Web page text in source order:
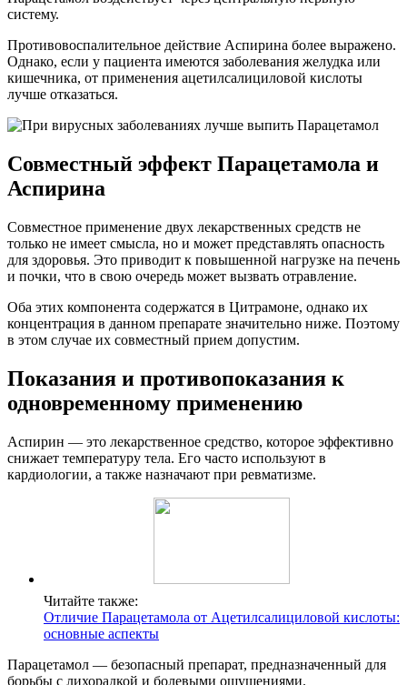
систему.
Противовоспалительное действие Аспирина более выражено.
Однако, если у пациента имеются заболевания желудка или
кишечника, от применения ацетилсалициловой кислоты
лучше отказаться.
Совместный эффект Парацетамола и
Аспирина
Совместное применение двух лекарственных средств не
только не имеет смысла, но и может представлять опасность
для здоровья. Это приводит к повышенной нагрузке на печень
и почки, что в свою очередь может вызвать отравление.
Оба этих компонента содержатся в Цитрамоне, однако их
концентрация в данном препарате значительно ниже. Поэтому
в этом случае их совместный прием допустим.
Показания и противопоказания к
одновременному применению
Аспирин — это лекарственное средство, которое эффективно
снижает температуру тела. Его часто используют в
кардиологии, а также назначают при ревматизме.
Читайте также:
Отличие Парацетамола от Ацетилсалициловой кислоты:
основные аспекты
Парацетамол — безопасный препарат, предназначенный для
борьбы с лихорадкой и болевыми ощущениями.